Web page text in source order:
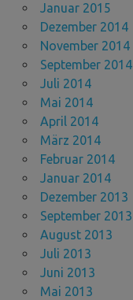
Januar 2015
Dezember 2014
November 2014
September 2014
Juli 2014
Mai 2014
April 2014
März 2014
Februar 2014
Januar 2014
Dezember 2013
September 2013
August 2013
Juli 2013
Juni 2013
Mai 2013